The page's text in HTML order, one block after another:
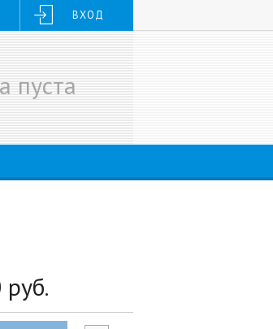
ВХОД
пуста
руб.